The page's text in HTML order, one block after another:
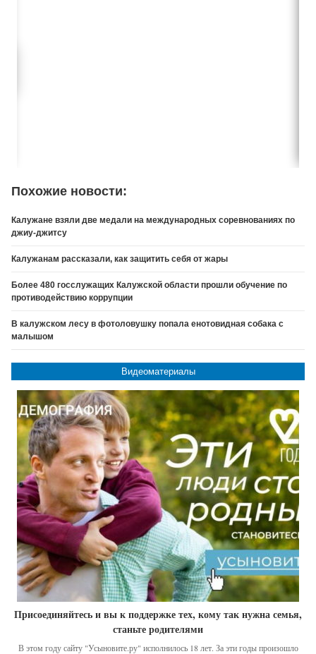
Похожие новости:
Калужане взяли две медали на международных соревнованиях по
джиу-джитсу
Калужанам рассказали, как защитить себя от жары
Более 480 госслужащих Калужской области прошли обучение по
противодействию коррупции
В калужском лесу в фотоловушку попала енотовидная собака с
малышом
Видеоматериалы
Присоединяйтесь и вы к поддержке тех, кому так нужна семья,
станьте родителями
В этом году сайту "Усыновите.ру" исполнилось 18 лет. За эти годы произошло